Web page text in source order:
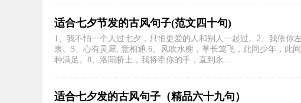
适合七夕节发的古风句子(范文四十句)
1、我不怕一个人过七夕，只怕更爱的人和别人一起过。2、我依
衷。5、心有灵犀, 意相通.6、风吹水榭，草长莺飞，此间少年，此
种满足。8、洛阳桥上，我将牵你的手，直到永...
适合七夕发的古风句子（精品六十九句）